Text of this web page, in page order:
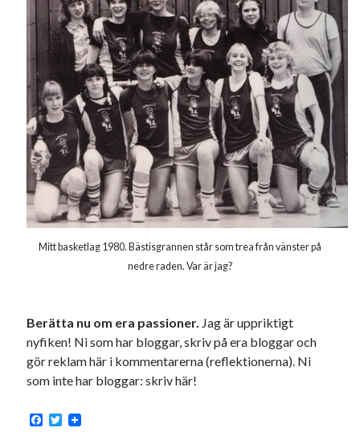
reklam resa sekrutt skola
sommar språk språkpolis
Stockholm svenska tips tåg
USA
Dessa har något gemensamt
Fantastiskt välformulerad moderecensent
En amerikansk språkpolis
Fula biblioteksböcker
Bokstävlar & AI – mitt levebröd. Gå en kurs!
Mitt basketlag 1980. Bästisgrannen står som trea från vänster på
nedre raden. Var är jag?
Berätta nu om era passioner. Jag är uppriktigt
nyfiken! Ni som har bloggar, skriv på era bloggar och
gör reklam här i kommentarerna (reflektionerna). Ni
som inte har bloggar: skriv här!
F
T